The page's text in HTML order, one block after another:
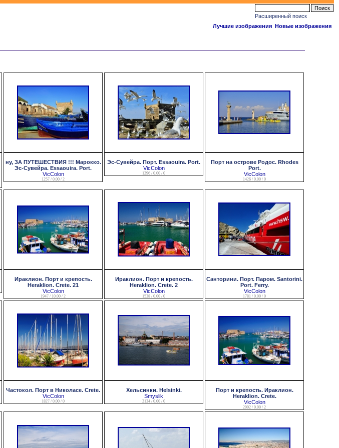
Расширенный поиск
Лучшие изображения Новые изображения
ну, ЗА ПУТЕШЕСТВИЯ !!! Марокко.
Эс-Сувейра. Essaouira. Port.
VicColon
1257 / 0.00 / 2
Эс-Сувейра. Порт. Essaouira. Port.
VicColon
1296 / 0.00 / 0
Порт на острове Родос. Rhodes
Port.
VicColon
1426 / 0.00 / 0
Ираклион. Порт и крепость.
Heraklion. Crete. 21
VicColon
1947 / 10.00 / 2
Ираклион. Порт и крепость.
Heraklion. Crete. 2
VicColon
1538 / 0.00 / 0
Санторини. Порт. Паром. Santorini.
Port. Ferry.
VicColon
1781 / 0.00 / 0
Частокол. Порт в Николасе. Crete.
VicColon
1827 / 0.00 / 0
Хельсинки. Helsinki.
Smyslik
2134 / 0.00 / 0
Порт и крепость. Ираклион.
Heraklion. Crete.
VicColon
2002 / 0.00 / 2